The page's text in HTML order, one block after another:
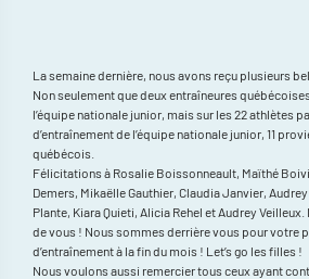
La semaine dernière, nous avons reçu plusieurs
Non seulement que deux entraîneures
l’équipe nationale junior, mais sur les 22 athlètes
d’entraînement de l’équipe nationale junior, 11
québécois.
Félicitations à Rosalie Boissonneault, Maïthé
Demers, Mikaëlle Gauthier, Claudia Janvier,
Plante, Kiara Quieti, Alicia Rehel et Audrey
de vous ! Nous sommes derrière vous pour votre
d’entraînement à la fin du mois ! Let’s go les filles !
Nous voulons aussi remercier tous ceux ayant